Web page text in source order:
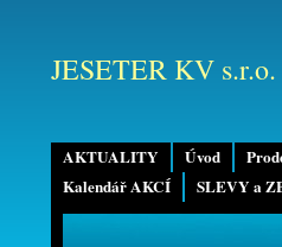
AKTUALITY Úvod
Kalendář AKCÍ
SLEVY a
JESETER KV s.r.o.